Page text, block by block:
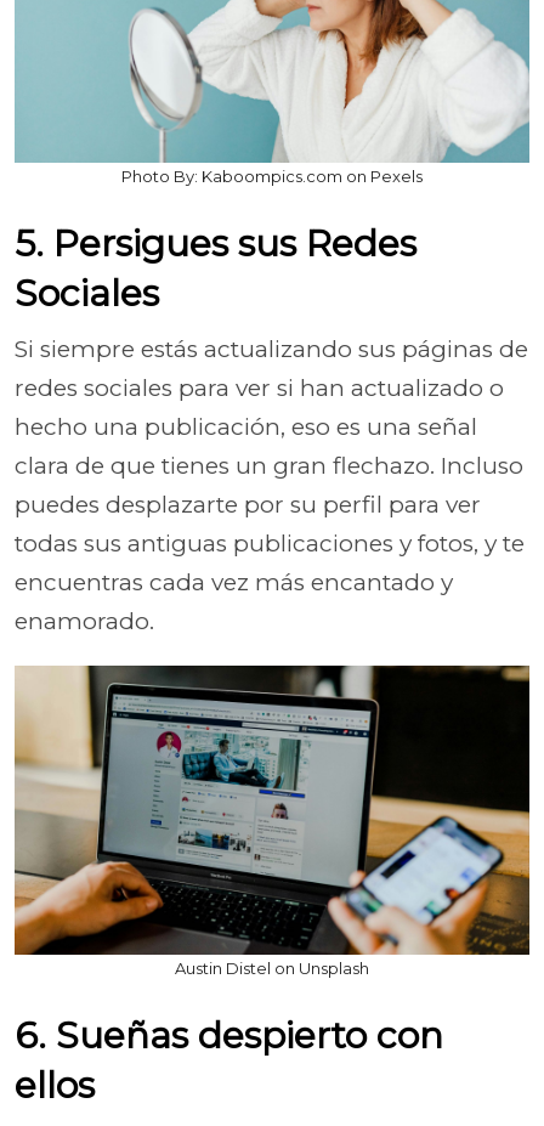
Photo By: Kaboompics.com on Pexels
5. Persigues sus Redes
Sociales
Si siempre estás actualizando sus páginas de
redes sociales para ver si han actualizado o
hecho una publicación, eso es una señal
clara de que tienes un gran flechazo. Incluso
puedes desplazarte por su perfil para ver
todas sus antiguas publicaciones y fotos, y te
encuentras cada vez más encantado y
enamorado.
Austin Distel on Unsplash
6. Sueñas despierto con
ellos